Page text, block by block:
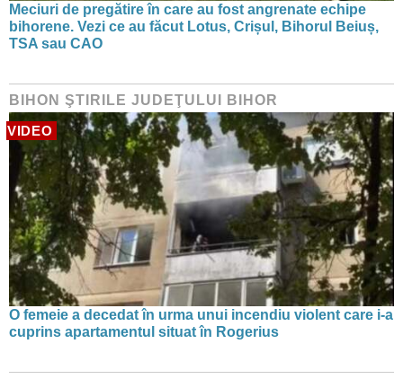
Meciuri de pregătire în care au fost angrenate echipe
bihorene. Vezi ce au făcut Lotus, Crișul, Bihorul Beiuș,
TSA sau CAO
BIHON ŞTIRILE JUDEŢULUI BIHOR
VIDEO
O femeie a decedat în urma unui incendiu violent care i-a
cuprins apartamentul situat în Rogerius